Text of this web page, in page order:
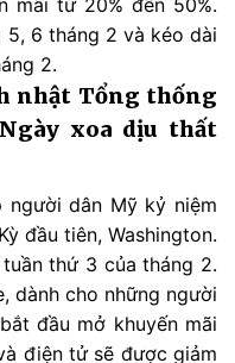
6 tháng 2 và kéo dài
2.
nhật Tổng thống
xoa dịu thất
dân Mỹ kỷ niệm
đầu tiên, Washington.
thứ 3 của tháng 2.
dành cho những người
đầu mở khuyến mãi
điện tử sẽ được giảm